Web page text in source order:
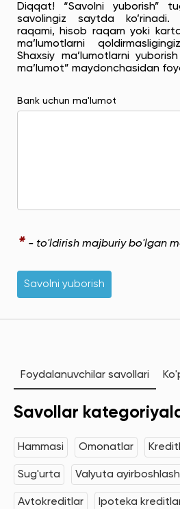
Diqqat! “Savolni yuborish”
savolingiz saytda ko’rinadi.
raqami, hisob raqam yoki
ma’lumotlarni
Shaxsiy ma’lumotlarni
ma’lumot” maydonchasidan
Bank uchun ma'lumot
* - to'ldirish majburiy bo'lgan
Savolni yuborish
Foydalanuvchilar savollari
Savollar
Hammasi Omonatlar
Sug'urta Valyuta ayirboshlash
Avtokreditlar Ipoteka